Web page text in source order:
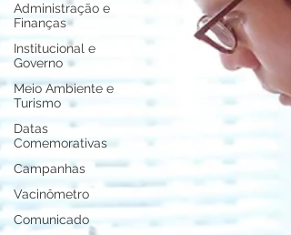
Administração e
Finanças
Institucional e
Governo
Meio Ambiente e
Turismo
Datas
Comemorativas
Campanhas
Vacinômetro
Comunicado